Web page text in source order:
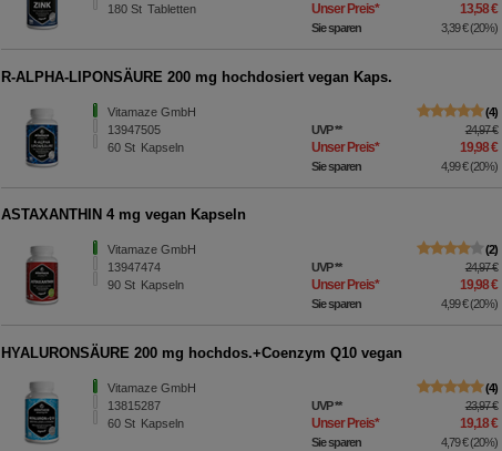
180St Tabletten Unser Preis* 13,58 €
Sie sparen 3,39 €(20%)
R-ALPHA-LIPONSÄURE 200 mg hochdosiert vegan Kaps.
Vitamaze GmbH
13947505
60St Kapseln
4
UVP** 24,97 €
Unser Preis* 19,98 €
Sie sparen 4,99 €(20%)
ASTAXANTHIN 4 mg vegan Kapseln
Vitamaze GmbH
13947474
90St Kapseln
2
UVP** 24,97 €
Unser Preis* 19,98 €
Sie sparen 4,99 €(20%)
HYALURONSÄURE 200 mg hochdos.+Coenzym Q10 vegan
Vitamaze GmbH
13815287
60St Kapseln
4
UVP** 23,97 €
Unser Preis* 19,18 €
Sie sparen 4,79 €(20%)